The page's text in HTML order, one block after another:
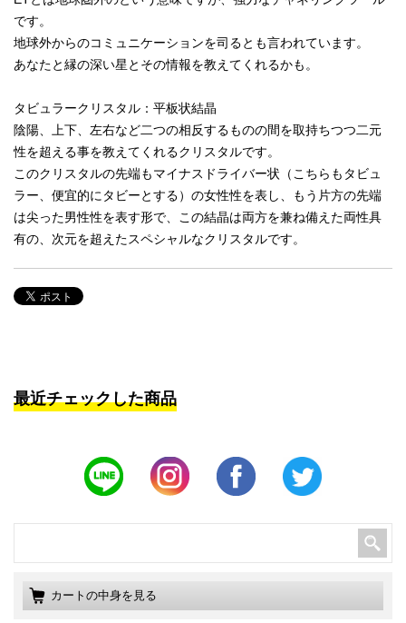
です。
地球外からのコミュニケーションを司るとも言われています。
あなたと縁の深い星とその情報を教えてくれるかも。
タビュラークリスタル：平板状結晶
陰陽、上下、左右など二つの相反するものの間を取持ちつつ二元
性を超える事を教えてくれるクリスタルです。
このクリスタルの先端もマイナスドライバー状（こちらもタビュ
ラー、便宜的にタビーとする）の女性性を表し、もう片方の先端
は尖った男性性を表す形で、この結晶は両方を兼ね備えた両性具
有の、次元を超えたスペシャルなクリスタルです。
最近チェックした商品
カートの中身を見る